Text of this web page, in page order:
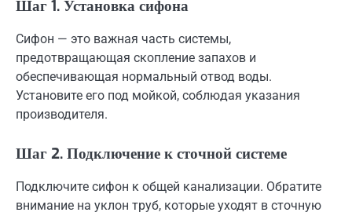
Шаг 1. Установка сифона
Сифон — это важная часть системы,
предотвращающая скопление запахов и
обеспечивающая нормальный отвод воды.
Установите его под мойкой, соблюдая указания
производителя.
Шаг 2. Подключение к сточной системе
Подключите сифон к общей канализации. Обратите
внимание на уклон труб, которые уходят в сточную